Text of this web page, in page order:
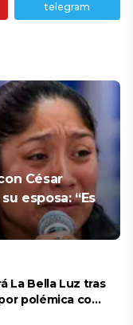
telegram
César
esposa: “Es
La Bella Luz tras
polémica con